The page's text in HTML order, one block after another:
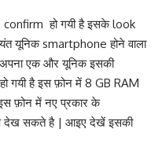
हो गयी है इसके look
यूनिक smartphone होने वाला
एक और यूनिक इसकी
गयी है इस फ़ोन में 8 GB RAM
फ़ोन में नए प्रकार के
देख सकते है | आइए देखें इसकी